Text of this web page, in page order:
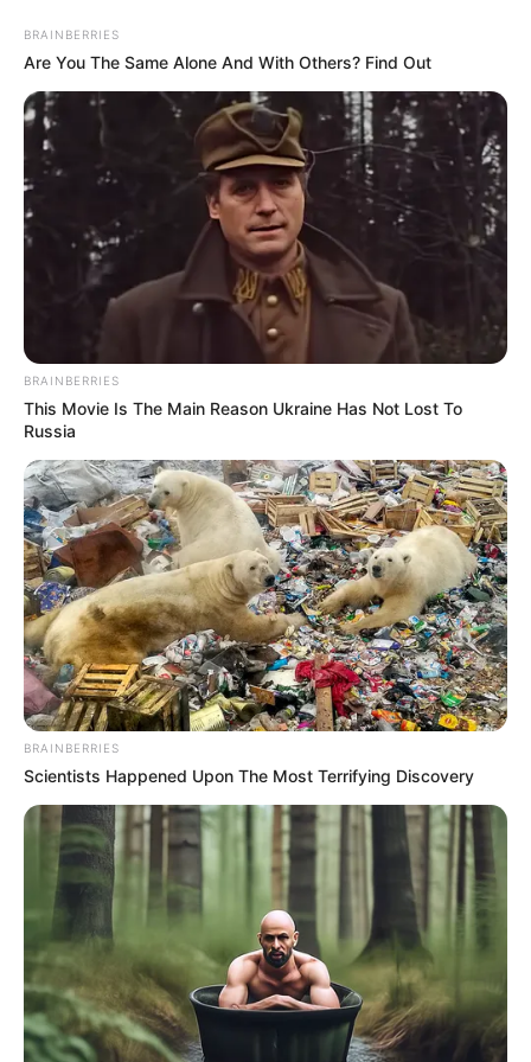
HOME
Home > Acs e ACE > Minas Gerais > Notícia >
Prefeitura abre
seleção para Agentes Comunitários de Saúde e de Combate às
Endemias.
Prefeitura abre seleção para
Agentes Comunitários de Saúde e
de Combate às Endemias.
09:33 Acs e ACE, Minas Gerais,Notícia
Vagas abertas. — Foto/Reprodução/Freepik
BRAINBERRIES
Are You The Same Alone And With Others? Find Out
BRAINBERRIES
This Movie Is The Main Reason Ukraine Has Not Lost To
Russia
BRAINBERRIES
Scientists Happened Upon The Most Terrifying Discovery